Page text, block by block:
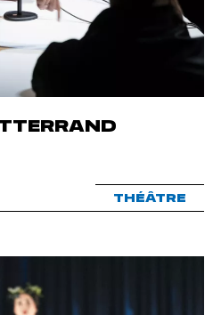
THÉÂTRE